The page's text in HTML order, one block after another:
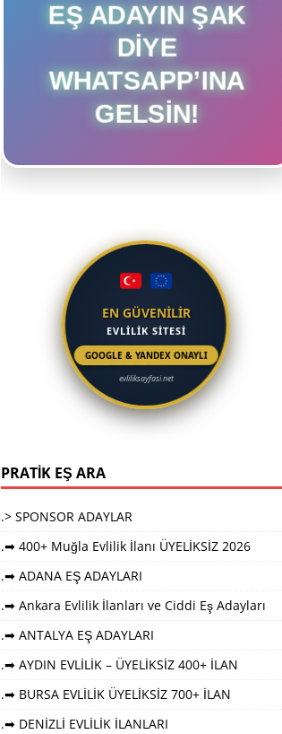
EŞ ADAYIN ŞAK
DIYE
WHATSAPP’INA
GELSIN!
EN GÜVENİLİR
EVLİLİK SİTESİ
GOOGLE & YANDEX ONAYLI
evliliksayfasi.net
PRATİK EŞ ARA
.> SPONSOR ADAYLAR
.➡ 400+ Muğla Evlilik İlanı ÜYELİKSİZ 2026
.➡ ADANA EŞ ADAYLARI
.➡ Ankara Evlilik İlanları ve Ciddi Eş Adayları
.➡ ANTALYA EŞ ADAYLARI
.➡ AYDIN EVLİLİK – ÜYELİKSİZ 400+ İLAN
.➡ BURSA EVLİLİK ÜYELİKSİZ 700+ İLAN
.➡ DENİZLİ EVLİLİK İLANLARI